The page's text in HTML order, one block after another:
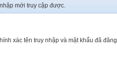
mới truy cập được.
xác tên truy nhập và mật khẩu đã đăng